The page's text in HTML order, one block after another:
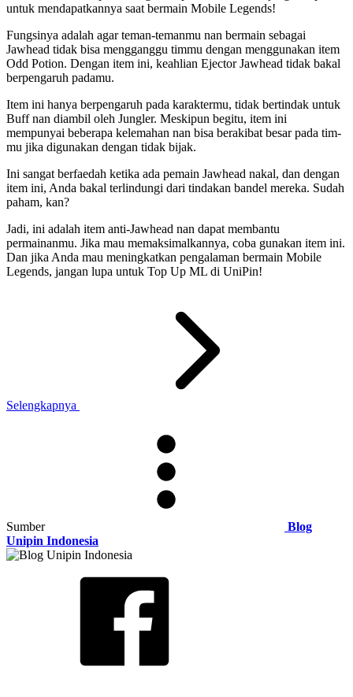
untuk mendapatkannya saat bermain Mobile Legends!
Fungsinya adalah agar teman-temanmu nan bermain sebagai
Jawhead tidak bisa mengganggu timmu dengan menggunakan item
Odd Potion. Dengan item ini, keahlian Ejector Jawhead tidak bakal
berpengaruh padamu.
Item ini hanya berpengaruh pada karaktermu, tidak bertindak untuk
Buff nan diambil oleh Jungler. Meskipun begitu, item ini
mempunyai beberapa kelemahan nan bisa berakibat besar pada tim-
mu jika digunakan dengan tidak bijak.
Ini sangat berfaedah ketika ada pemain Jawhead nakal, dan dengan
item ini, Anda bakal terlindungi dari tindakan bandel mereka. Sudah
paham, kan?
Jadi, ini adalah item anti-Jawhead nan dapat membantu
permainanmu. Jika mau memaksimalkannya, coba gunakan item ini.
Dan jika Anda mau meningkatkan pengalaman bermain Mobile
Legends, jangan lupa untuk Top Up ML di UniPin!
Selengkapnya
Sumber
Blog
Unipin Indonesia